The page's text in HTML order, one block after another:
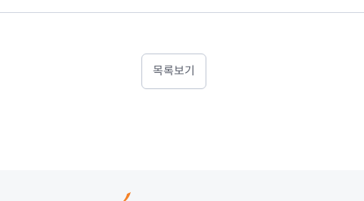
목록보기